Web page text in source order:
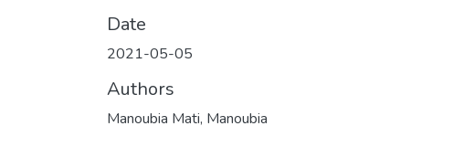
Date
2021-05-05
Authors
Manoubia Mati, Manoubia